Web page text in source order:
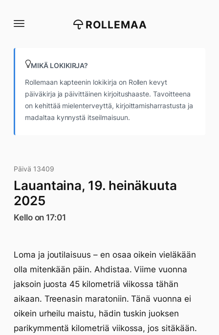
suoraan
ROLLEMAA
MIKÄ LOKIKIRJA?
Rollemaan kapteenin lokikirja on Rollen kevyt
päiväkirja ja päivittäinen kirjoitushaaste. Tavoitteena
on kehittää mielenterveyttä, kirjoittamisharrastusta ja
madaltaa kynnystä itseilmaisuun.
Päivä 13409
Lauantaina, 19. heinäkuuta
2025
Kello on 17:01
Loma ja joutilaisuus – en osaa oikein vieläkään
olla mitenkään päin. Ahdistaa. Viime vuonna
jaksoin juosta 45 kilometriä viikossa tähän
aikaan. Treenasin maratoniin. Tänä vuonna ei
oikein urheilu maistu, hädin tuskin juoksen
parikymmentä kilometriä viikossa, jos sitäkään.